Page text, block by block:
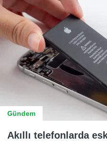
Gündem
Akıllı telefonlarda